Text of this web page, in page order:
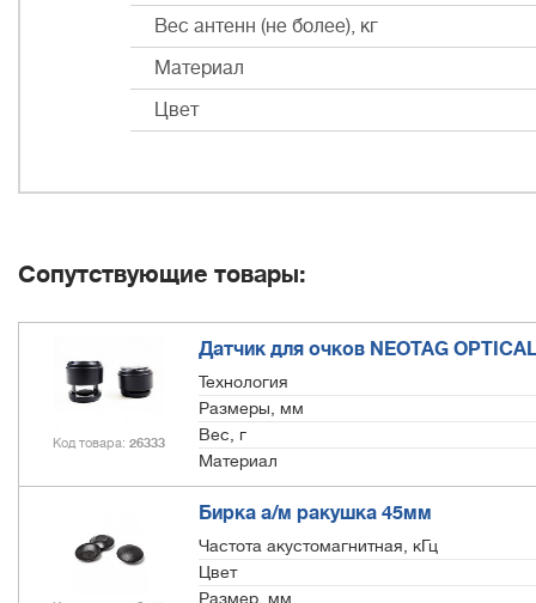
Вес антенн (не более), кг
Материал
Цвет
Сопутствующие товары:
Код товара 26333
Датчик для очков NEOTAG
Технология
Размеры, мм
Вес, г
Материал
Бирка а/м ракушка 45мм
Частота акустомагнитная, кГц
Цвет
Размер, мм